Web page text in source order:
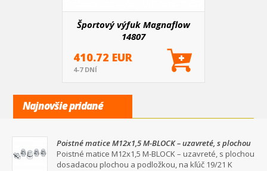
Športový výfuk Magnaflow
14807
410.72 EUR
4-7 DNÍ
Najnovšie pridané
Poistné matice M12x1,5 M-BLOCK – uzavreté, s plochou
dosadacou plochou a podložkou, na kľúč 19/21
Poistné matice M12x1,5 M-BLOCK – uzavreté, s plochou
dosadacou plochou a podložkou, na kľúč 19/21 K